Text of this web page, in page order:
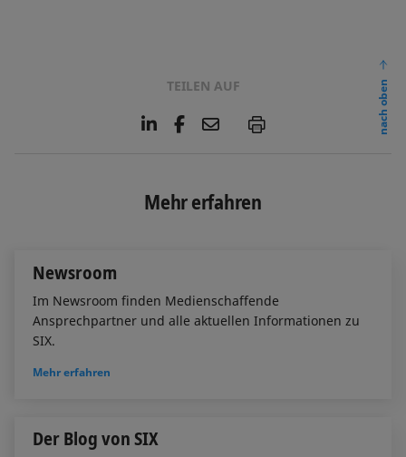
TEILEN AUF
L
e
d
F
o
E
l
P
nach oben
Mehr erfahren
Newsroom
Im Newsroom finden Medienschaffende
Ansprechpartner und alle aktuellen Informationen zu
SIX.
Mehr erfahren
Der Blog von SIX